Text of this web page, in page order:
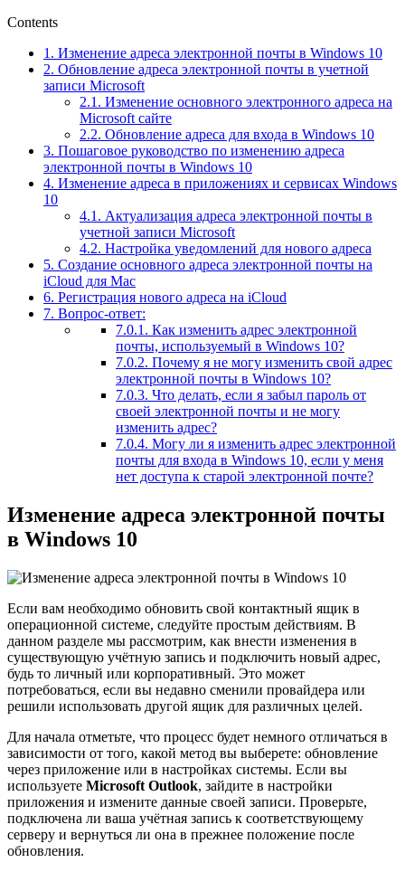
Contents
1. Изменение адреса электронной почты в Windows 10
2. Обновление адреса электронной почты в учетной
записи Microsoft
2.1. Изменение основного электронного адреса на
Microsoft сайте
2.2. Обновление адреса для входа в Windows 10
3. Пошаговое руководство по изменению адреса
электронной почты в Windows 10
4. Изменение адреса в приложениях и сервисах Windows
10
4.1. Актуализация адреса электронной почты в
учетной записи Microsoft
4.2. Настройка уведомлений для нового адреса
5. Создание основного адреса электронной почты на
iCloud для Mac
6. Регистрация нового адреса на iCloud
7. Вопрос-ответ:
7.0.1. Как изменить адрес электронной
почты, используемый в Windows 10?
7.0.2. Почему я не могу изменить свой адрес
электронной почты в Windows 10?
7.0.3. Что делать, если я забыл пароль от
своей электронной почты и не могу
изменить адрес?
7.0.4. Могу ли я изменить адрес электронной
почты для входа в Windows 10, если у меня
нет доступа к старой электронной почте?
Изменение адреса электронной почты
в Windows 10
Если вам необходимо обновить свой контактный ящик в
операционной системе, следуйте простым действиям. В
данном разделе мы рассмотрим, как внести изменения в
существующую учётную запись и подключить новый адрес,
будь то личный или корпоративный. Это может
потребоваться, если вы недавно сменили провайдера или
решили использовать другой ящик для различных целей.
Для начала отметьте, что процесс будет немного отличаться в
зависимости от того, какой метод вы выберете: обновление
через приложение или в настройках системы. Если вы
используете Microsoft Outlook, зайдите в настройки
приложения и измените данные своей записи. Проверьте,
подключена ли ваша учётная запись к соответствующему
серверу и вернуться ли она в прежнее положение после
обновления.